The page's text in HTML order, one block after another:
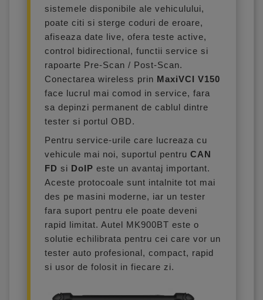
sistemele disponibile ale vehiculului,
poate citi si sterge coduri de eroare,
afiseaza date live, ofera teste active,
control bidirectional, functii service si
rapoarte Pre-Scan / Post-Scan.
Conectarea wireless prin MaxiVCI V150
face lucrul mai comod in service, fara
sa depinzi permanent de cablul dintre
tester si portul OBD.
Pentru service-urile care lucreaza cu
vehicule mai noi, suportul pentruCAN
FD si DoIP este un avantaj important.
Aceste protocoale sunt intalnite tot mai
des pe masini moderne, iar un tester
fara suport pentru ele poate deveni
rapid limitat. Autel MK900BT este o
solutie echilibrata pentru cei care vor un
tester auto profesional, compact, rapid
si usor de folosit in fiecare zi.